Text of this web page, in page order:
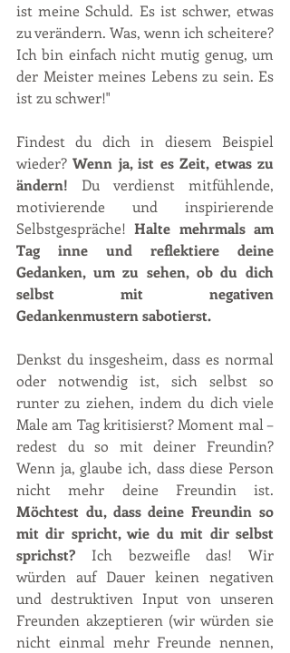
ist meine Schuld. Es ist schwer, etwas
zu verändern. Was, wenn ich scheitere?
Ich bin einfach nicht mutig genug, um
der Meister meines Lebens zu sein. Es
ist zu schwer!"
Findest du dich in diesem Beispiel
wieder? Wenn ja, ist es Zeit, etwas zu
ändern! Du verdienst mitfühlende,
motivierende und inspirierende
Selbstgespräche! Halte mehrmals am
Tag inne und reflektiere deine
Gedanken, um zu sehen, ob du dich
selbst mit negativen
Gedankenmustern sabotierst.
Denkst du insgesheim, dass es normal
oder notwendig ist, sich selbst so
runter zu ziehen, indem du dich viele
Male am Tag kritisierst? Moment mal –
redest du so mit deiner Freundin?
Wenn ja, glaube ich, dass diese Person
Möchtest du, dass deine Freundin so
mit dir spricht, wie du mit dir selbst
sprichst? Ich bezweifle das! Wir
würden auf Dauer keinen negativen
und destruktiven Input von unseren
Freunden akzeptieren (wir würden sie
nicht einmal mehr Freunde nennen,